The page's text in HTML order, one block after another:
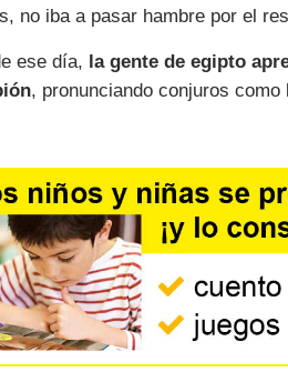
no iba a pasar hambre por el
ese día, la gente de egipto
, pronunciando conjuros